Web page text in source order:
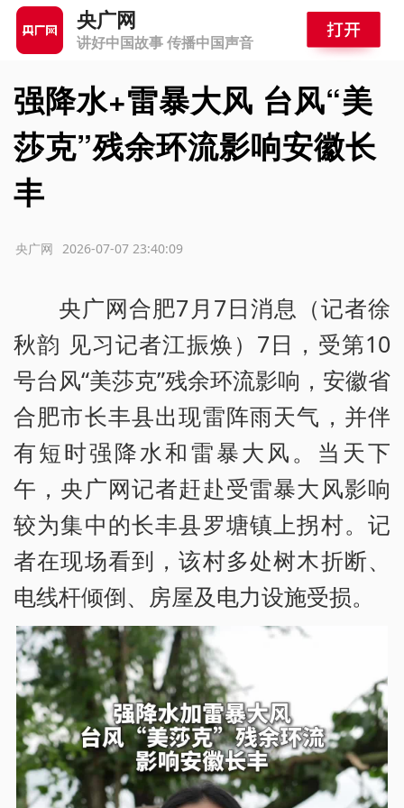
央广网
讲好中国故事 传播中国声音
强降水+雷暴大风 台风“美
莎克”残余环流影响安徽长
丰
2026-07-07 23:40:09
央广网
央广网合肥7月7日消息（记者徐
秋韵 见习记者江振焕）7日，受第10
号台风“美莎克”残余环流影响，安徽省
合肥市长丰县出现雷阵雨天气，并伴
有短时强降水和雷暴大风。当天下
午，央广网记者赶赴受雷暴大风影响
较为集中的长丰县罗塘镇上拐村。 记
者在现场看到，该村多处树木折断、
电线杆倾倒、房屋及电力设施受损。